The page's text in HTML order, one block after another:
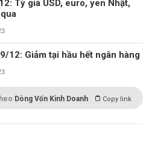
Tỷ giá USD, euro, yen Nhật,
12: Giảm tại hầu hết ngân hàng
Dòng Vốn Kinh Doanh Copy link